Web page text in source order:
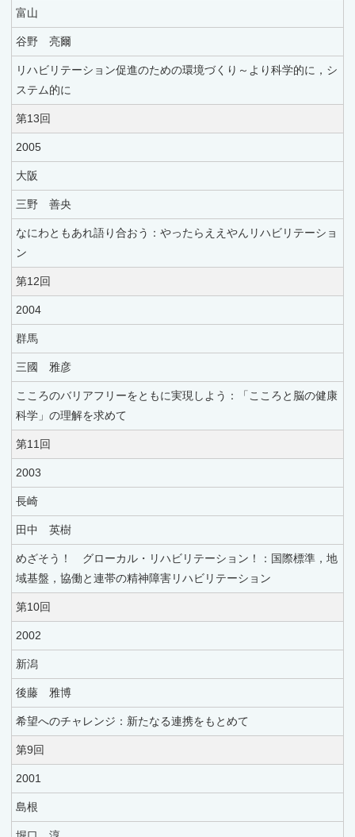
富山
谷野 亮爾
リハビリテーション促進のための環境づくり～より科学的に，シ
ステム的に
第13回
2005
大阪
三野 善央
なにわともあれ語り合おう：やったらええやんリハビリテーショ
ン
第12回
2004
群馬
三國 雅彦
こころのバリアフリーをともに実現しよう：「こころと脳の健康
科学」の理解を求めて
第11回
2003
長崎
田中 英樹
めざそう！ グローカル・リハビリテーション！：国際標準，地
域基盤，協働と連帯の精神障害リハビリテーション
第10回
2002
新潟
後藤 雅博
希望へのチャレンジ：新たなる連携をもとめて
第9回
2001
島根